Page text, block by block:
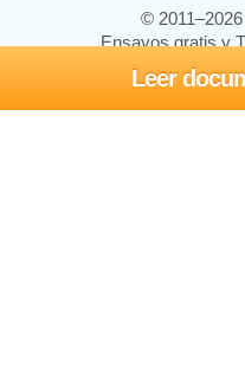
Leer
©
Ensayos gratis y